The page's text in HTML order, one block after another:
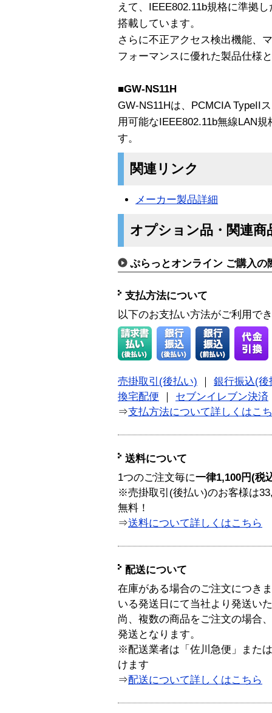
えて、IEEE802.11b規格に準拠
搭載しています。
さらに不正アクセス検出機能、
フォーマンスに優れた製品仕様
■GW-NS11H
GW-NS11Hは、PCMCIA TypeII
用可能なIEEE802.11b無線LAN
す。
関連リンク
メーカー製品詳細
オプション品・関連商
ぷらっとオンライン ご購入の
支払方法について
以下のお支払い方法がご利用で
売掛取引(後払い)
銀行振込(後
換宅配便
セブンイレブン決済
⇒支払方法について詳しくはこ
送料について
1つのご注文毎に一律1,100円(税
※売掛取引(後払い)のお客様は
無料！
⇒送料について詳しくはこちら
配送について
在庫がある場合のご注文につき
いる発送日にて当社より発送い
尚、複数の商品をご注文の場合
発送となります。
※配送業者は「佐川急便」また
けます
⇒配送について詳しくはこちら